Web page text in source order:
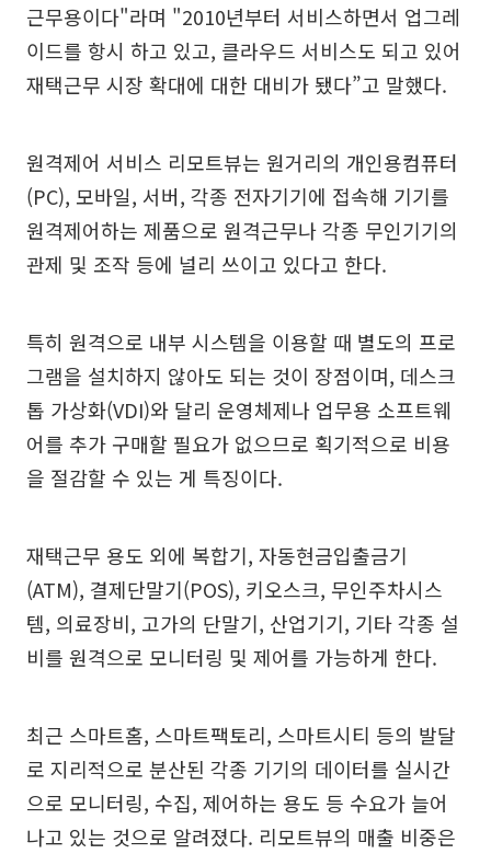
근무용이다"라며 "2010년부터 서비스하면서 업그레
이드를 항시 하고 있고, 클라우드 서비스도 되고 있어
재택근무 시장 확대에 대한 대비가 됐다”고 말했다.
원격제어 서비스 리모트뷰는 원거리의 개인용컴퓨터
(PC), 모바일, 서버, 각종 전자기기에 접속해 기기를
원격제어하는 제품으로 원격근무나 각종 무인기기의
관제 및 조작 등에 널리 쓰이고 있다고 한다.
특히 원격으로 내부 시스템을 이용할 때 별도의 프로
그램을 설치하지 않아도 되는 것이 장점이며, 데스크
톱 가상화(VDI)와 달리 운영체제나 업무용 소프트웨
어를 추가 구매할 필요가 없으므로 획기적으로 비용
을 절감할 수 있는 게 특징이다.
재택근무 용도 외에 복합기, 자동현금입출금기
(ATM), 결제단말기(POS), 키오스크, 무인주차시스
템, 의료장비, 고가의 단말기, 산업기기, 기타 각종 설
비를 원격으로 모니터링 및 제어를 가능하게 한다.
최근 스마트홈, 스마트팩토리, 스마트시티 등의 발달
로 지리적으로 분산된 각종 기기의 데이터를 실시간
으로 모니터링, 수집, 제어하는 용도 등 수요가 늘어
나고 있는 것으로 알려졌다. 리모트뷰의 매출 비중은